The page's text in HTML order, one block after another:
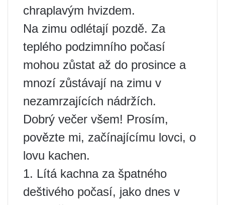
chraplavým hvizdem.
Na zimu odlétají pozdě. Za
teplého podzimního počasí
mohou zůstat až do prosince a
mnozí zůstávají na zimu v
nezamrzajících nádržích.
Dobrý večer všem! Prosím,
povězte mi, začínajícímu lovci, o
lovu kachen.
1. Lítá kachna za špatného
deštivého počasí, jako dnes v